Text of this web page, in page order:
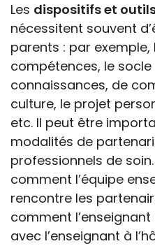
Les dispositifs et
nécessitent souvent
parents : par
compétences, le
connaissances, de
culture, le projet
etc. Il peut être
modalités de
professionnels de
comment l’équipe
rencontre les
comment
avec l’enseignant à